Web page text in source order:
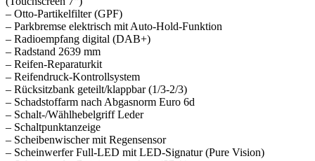
– Otto-Partikelfilter (GPF)
– Parkbremse elektrisch mit Auto-Hold-Funktion
– Radioempfang digital (DAB+)
– Radstand 2639 mm
– Reifen-Reparaturkit
– Reifendruck-Kontrollsystem
– Rücksitzbank geteilt/klappbar (1/3-2/3)
– Schadstoffarm nach Abgasnorm Euro 6d
– Schalt-/Wählhebelgriff Leder
– Schaltpunktanzeige
– Scheibenwischer mit Regensensor
– Scheinwerfer Full-LED mit LED-Signatur (Pure Vision)